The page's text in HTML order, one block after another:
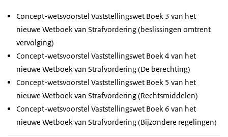
Concept-wetsvoorstel Vaststellingswet Boek 3 van het
nieuwe Wetboek van Strafvordering (beslissingen omtrent
vervolging)
Concept-wetsvoorstel Vaststellingswet Boek 4 van het
nieuwe Wetboek van Strafvordering (De berechting)
Concept-wetsvoorstel Vaststellingswet Boek 5 van het
nieuwe Wetboek van Strafvordering (Rechtsmiddelen)
Concept-wetsvoorstel Vaststellingswet Boek 6 van het
nieuwe Wetboek van Strafvordering (Bijzondere regelingen)